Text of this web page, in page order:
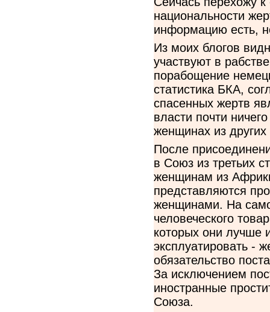
национальности
информацию есть,
Из моих блогов
участвуют в
порабощение
статистика БКА,
спасенных жертв
власти почти
женщинах из других
После
в Союз из третьих
женщинам из
представляются
женщинами. На
человеческого
которых они лучше
эксплуатировать -
обязательство
За исключением
иностранные
Союза.